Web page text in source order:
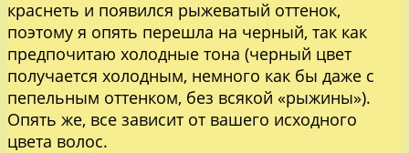
краснеть и появился рыжеватый оттенок,
поэтому я опять перешла на черный, так как
предпочитаю холодные тона (черный цвет
получается холодным, немного как бы даже с
пепельным оттенком, без всякой «рыжины»).
Опять же, все зависит от вашего исходного
цвета волос.